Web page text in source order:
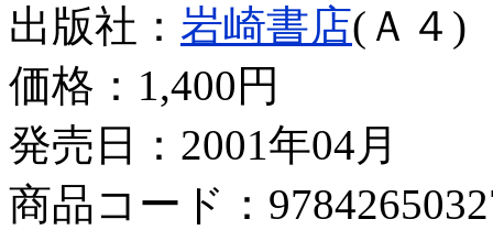
出版社： 岩崎書店(Ａ４)
価格： 1,400円
発売日：2001年04月
商品コード：